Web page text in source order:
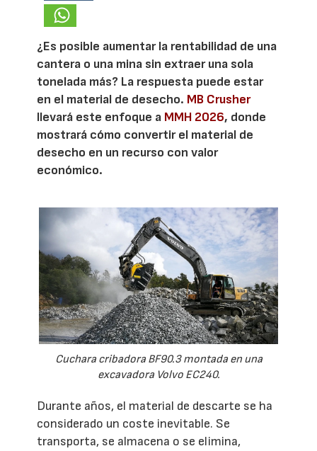
¿Es posible aumentar la rentabilidad de una
cantera o una mina sin extraer una sola
tonelada más? La respuesta puede estar
en el material de desecho. MB Crusher
llevará este enfoque a MMH 2026, donde
mostrará cómo convertir el material de
desecho en un recurso con valor
económico.
Cuchara cribadora BF90.3 montada en una
excavadora Volvo EC240.
Durante años, el material de descarte se ha
considerado un coste inevitable. Se
transporta, se almacena o se elimina,